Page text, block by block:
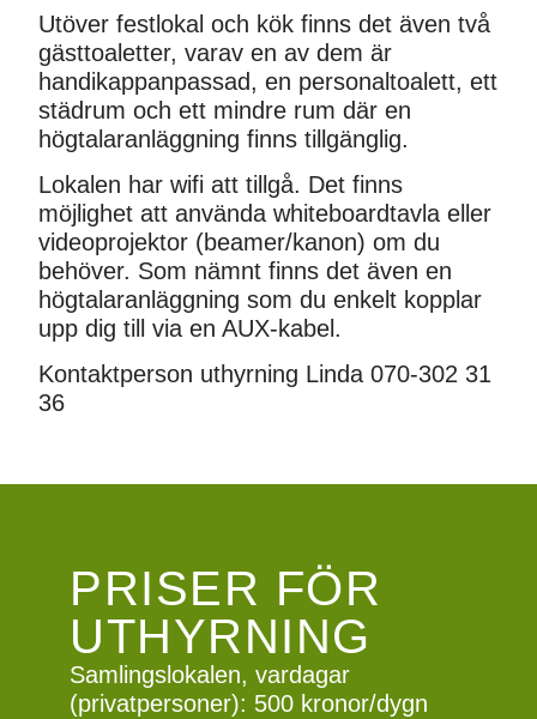
Utöver festlokal och kök finns det även två
gästtoaletter, varav en av dem är
handikappanpassad, en personaltoalett, ett
städrum och ett mindre rum där en
högtalaranläggning finns tillgänglig.
Lokalen har wifi att tillgå. Det finns
möjlighet att använda whiteboardtavla eller
videoprojektor (beamer/kanon) om du
behöver. Som nämnt finns det även en
högtalaranläggning som du enkelt kopplar
upp dig till via en AUX-kabel.
Kontaktperson uthyrning Linda 070-302 31
36
PRISER FÖR
UTHYRNING
Samlingslokalen, vardagar
(privatpersoner): 500 kronor/dygn